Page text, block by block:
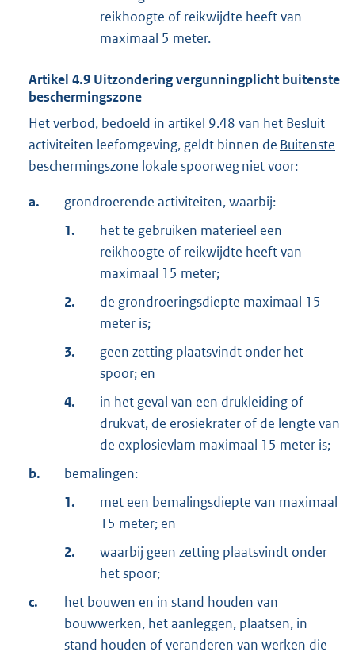
reikhoogte of reikwijdte heeft van
maximaal 5 meter.
Artikel 4.9 Uitzondering vergunningplicht buitenste
beschermingszone
Het verbod, bedoeld in artikel 9.48 van het Besluit
activiteiten leefomgeving, geldt binnen de Buitenste
beschermingszone lokale spoorwegniet voor:
a.
grondroerende activiteiten, waarbij:
1.
het te gebruiken materieel een
reikhoogte of reikwijdte heeft van
maximaal 15 meter;
2.
de grondroeringsdiepte maximaal 15
meter is;
3.
geen zetting plaatsvindt onder het
spoor; en
4.
in het geval van een drukleiding of
drukvat, de erosiekrater of de lengte van
de explosievlam maximaal 15 meter is;
b.
bemalingen:
1.
met een bemalingsdiepte van maximaal
15 meter; en
2.
waarbij geen zetting plaatsvindt onder
het spoor;
c.
het bouwen en in stand houden van
bouwwerken, het aanleggen, plaatsen, in
stand houden of veranderen van werken die